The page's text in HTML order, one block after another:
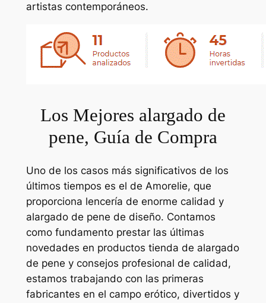
artistas contemporáneos.
Los Mejores alargado de
pene, Guía de Compra
Uno de los casos más significativos de los
últimos tiempos es el de Amorelie, que
proporciona lencería de enorme calidad y
alargado de pene de diseño. Contamos
como fundamento prestar las últimas
novedades en productos tienda de alargado
de pene y consejos profesional de calidad,
estamos trabajando con las primeras
fabricantes en el campo erótico, divertidos y